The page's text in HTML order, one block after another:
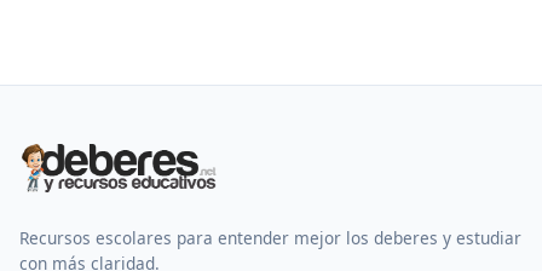
Recursos escolares para entender mejor los deberes y estudiar
con más claridad.